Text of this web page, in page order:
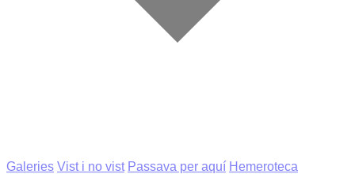
Galeries Vist i no vist Passava per aquí Hemeroteca